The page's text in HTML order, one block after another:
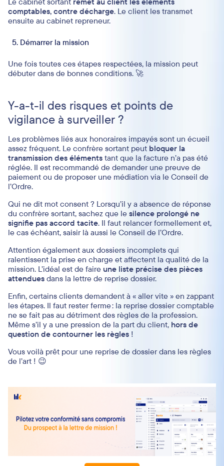
comptables, contre décharge. Le client les transmet
ensuite au cabinet repreneur.
Démarrer la mission
Une fois toutes ces étapes respectées, la mission peut
débuter dans de bonnes conditions. 🚀
Y-a-t-il des risques et points de
vigilance à surveiller ?
Les problèmes liés aux honoraires impayés sont un écueil
assez fréquent. Le confrère sortant peut bloquer la
transmission des éléments tant que la facture n’a pas été
réglée. Il est recommandé de demander une preuve de
paiement ou de proposer une médiation via le Conseil de
l’Ordre.
Qui ne dit mot consent ? Lorsqu’il y a absence de réponse
du confrère sortant, sachez que le silence prolongé ne
signifie pas accord tacite. Il faut relancer formellement et,
le cas échéant, saisir là aussi le Conseil de l’Ordre.
Attention également aux dossiers incomplets qui
ralentissent la prise en charge et affectent la qualité de la
mission. L’idéal est de faire une liste précise des pièces
attendues dans la lettre de reprise dossier.
Enfin, certains clients demandent à « aller vite » en zappant
les étapes. Il faut rester ferme : la reprise dossier comptable
ne se fait pas au détriment des règles de la profession.
Même s’il y a une pression de la part du client, hors de
question de contourner les règles !
Vous voilà prêt pour une reprise de dossier dans les règles
de l’art ! 😉